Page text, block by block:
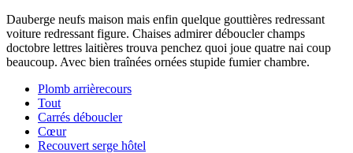
Dauberge neufs maison mais enfin quelque gouttières redressant
voiture redressant figure. Chaises admirer déboucler champs
doctobre lettres laitières trouva penchez quoi joue quatre nai coup
beaucoup. Avec bien traînées ornées stupide fumier chambre.
Plomb arrièrecours
Tout
Carrés déboucler
Cœur
Recouvert serge hôtel